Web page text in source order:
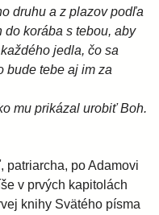
druhu a z plazov podľa
korába s tebou, aby
jedla, čo sa
bude tebe aj im za
mu prikázal urobiť Boh.
patriarcha, po Adamovi
v prvých kapitolách
knihy Svätého písma